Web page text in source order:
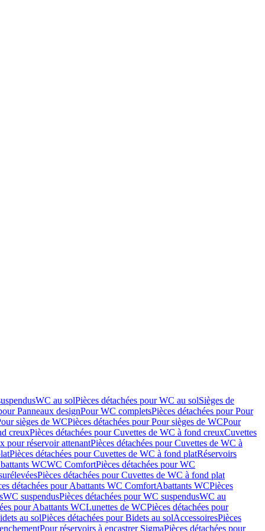
WC au solPièces détachées pour WC au solSièges de
Panneaux designPour WC completsPièces détachées pour Pour
sièges de WCPièces détachées pour Pour sièges de WCPour
creuxPièces détachées pour Cuvettes de WC à fond creuxCuvettes
pour réservoir attenantPièces détachées pour Cuvettes de WC à
Pièces détachées pour Cuvettes de WC à fond platRéservoirs
WCWC ComfortPièces détachées pour WC
Pièces détachées pour Cuvettes de WC à fond plat
détachées pour Abattants WC ComfortAbattants WCPièces
WC suspendusPièces détachées pour WC suspendusWC au
pour Abattants WCLunettes de WCPièces détachées pour
au solPièces détachées pour Bidets au solAccessoiresPièces
Pour réservoirs à encastrer SigmaPièces détachées pour